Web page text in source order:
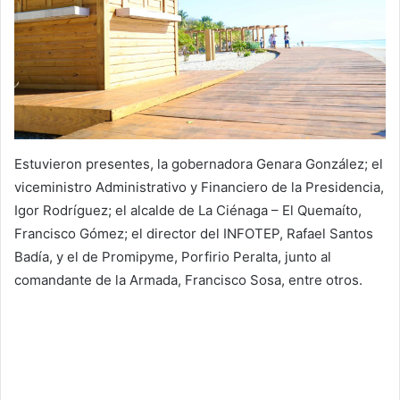
Estuvieron presentes, la gobernadora Genara González; el
viceministro Administrativo y Financiero de la Presidencia,
Igor Rodríguez; el alcalde de La Ciénaga – El Quemaíto,
Francisco Gómez; el director del INFOTEP, Rafael Santos
Badía, y el de Promipyme, Porfirio Peralta, junto al
comandante de la Armada, Francisco Sosa, entre otros.